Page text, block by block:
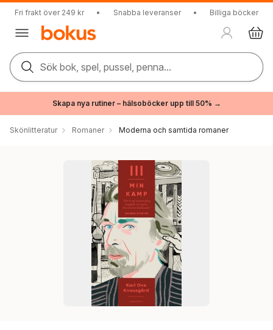
Fri frakt över 249 kr • Snabba leveranser • Billiga böcker
Sök bok, spel, pussel, penna...
Skapa nya rutiner – hälsoböcker upp till 50% →
Skönlitteratur Romaner Moderna och samtida romaner